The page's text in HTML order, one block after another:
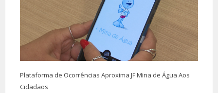
Plataforma de Ocorrências Aproxima JF Mina de Água Aos
Cidadãos